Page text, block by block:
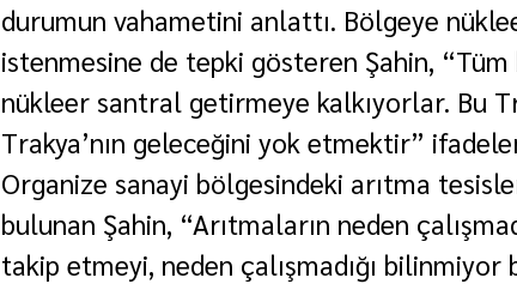
durumun vahametini anlattı. Bölgeye
istenmesine de tepki gösteren Şahin,
nükleer santral getirmeye kalkıyorlar. Bu
Trakya’nın geleceğini yok etmektir”
Organize sanayi bölgesindeki arıtma
bulunan Şahin, “Arıtmaların neden
takip etmeyi, neden çalışmadığı